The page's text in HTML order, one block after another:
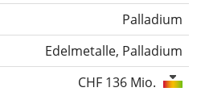
Palladium
Edelmetalle, Palladium
CHF 136 Mio.